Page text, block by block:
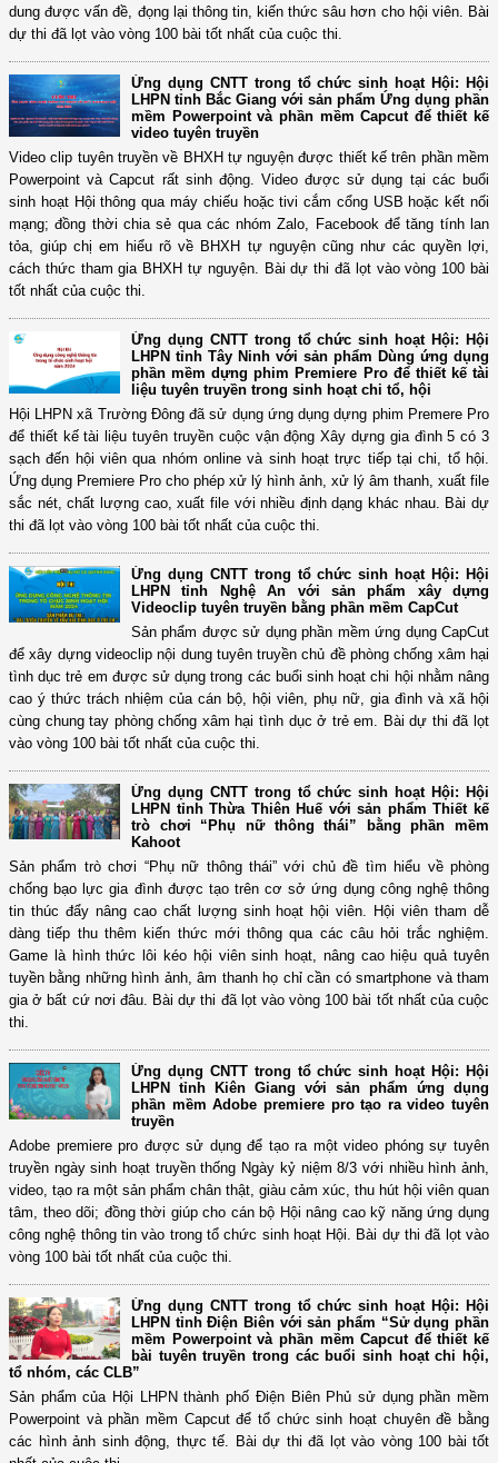
dung được vấn đề, đọng lại thông tin, kiến thức sâu hơn cho hội viên. Bài
dự thi đã lọt vào vòng 100 bài tốt nhất của cuộc thi.
Ứng dụng CNTT trong tổ chức sinh hoạt Hội: Hội
LHPN tỉnh Bắc Giang với sản phẩm Ứng dụng phần
mềm Powerpoint và phần mềm Capcut để thiết kế
video tuyên truyền
Video clip tuyên truyền về BHXH tự nguyện được thiết kế trên phần mềm
Powerpoint và Capcut rất sinh động. Video được sử dụng tại các buổi
sinh hoạt Hội thông qua máy chiếu hoặc tivi cắm cổng USB hoặc kết nối
mạng; đồng thời chia sẻ qua các nhóm Zalo, Facebook để tăng tính lan
tỏa, giúp chị em hiểu rõ về BHXH tự nguyện cũng như các quyền lợi,
cách thức tham gia BHXH tự nguyện. Bài dự thi đã lọt vào vòng 100 bài
tốt nhất của cuộc thi.
Ứng dụng CNTT trong tổ chức sinh hoạt Hội: Hội
LHPN tỉnh Tây Ninh với sản phẩm Dùng ứng dụng
phần mềm dựng phim Premiere Pro để thiết kế tài
liệu tuyên truyền trong sinh hoạt chi tổ, hội
Hội LHPN xã Trường Đông đã sử dụng ứng dụng dựng phim Premere Pro
để thiết kế tài liệu tuyên truyền cuộc vận động Xây dựng gia đình 5 có 3
sạch đến hội viên qua nhóm online và sinh hoạt trực tiếp tại chi, tổ hội.
Ứng dụng Premiere Pro cho phép xử lý hình ảnh, xử lý âm thanh, xuất file
sắc nét, chất lượng cao, xuất file với nhiều định dạng khác nhau. Bài dự
thi đã lọt vào vòng 100 bài tốt nhất của cuộc thi.
Ứng dụng CNTT trong tổ chức sinh hoạt Hội: Hội
LHPN tỉnh Nghệ An với sản phẩm xây dựng
Videoclip tuyên truyền bằng phần mềm CapCut
Sản phẩm được sử dụng phần mềm ứng dụng CapCut
để xây dựng videoclip nội dung tuyên truyền chủ đề phòng chống xâm hại
tình dục trẻ em được sử dụng trong các buổi sinh hoạt chi hội nhằm nâng
cao ý thức trách nhiệm của cán bộ, hội viên, phụ nữ, gia đình và xã hội
cùng chung tay phòng chống xâm hại tình dục ở trẻ em. Bài dự thi đã lọt
vào vòng 100 bài tốt nhất của cuộc thi.
Ứng dụng CNTT trong tổ chức sinh hoạt Hội: Hội
LHPN tỉnh Thừa Thiên Huế với sản phẩm Thiết kế
trò chơi “Phụ nữ thông thái” bằng phần mềm
Kahoot
Sản phẩm trò chơi “Phụ nữ thông thái” với chủ đề tìm hiểu về phòng
chống bạo lực gia đình được tạo trên cơ sở ứng dụng công nghệ thông
tin thúc đẩy nâng cao chất lượng sinh hoạt hội viên. Hội viên tham dễ
dàng tiếp thu thêm kiến thức mới thông qua các câu hỏi trắc nghiệm.
Game là hình thức lôi kéo hội viên sinh hoạt, nâng cao hiệu quả tuyên
tuyền bằng những hình ảnh, âm thanh họ chỉ cần có smartphone và tham
gia ở bất cứ nơi đâu. Bài dự thi đã lọt vào vòng 100 bài tốt nhất của cuộc
thi.
Ứng dụng CNTT trong tổ chức sinh hoạt Hội: Hội
LHPN tỉnh Kiên Giang với sản phẩm ứng dụng
phần mềm Adobe premiere pro tạo ra video tuyên
truyền
Adobe premiere pro được sử dụng để tạo ra một video phóng sự tuyên
truyền ngày sinh hoạt truyền thống Ngày kỷ niệm 8/3 với nhiều hình ảnh,
video, tạo ra một sản phẩm chân thật, giàu cảm xúc, thu hút hội viên quan
tâm, theo dõi; đồng thời giúp cho cán bộ Hội nâng cao kỹ năng ứng dụng
công nghệ thông tin vào trong tổ chức sinh hoạt Hội. Bài dự thi đã lọt vào
vòng 100 bài tốt nhất của cuộc thi.
Ứng dụng CNTT trong tổ chức sinh hoạt Hội: Hội
LHPN tỉnh Điện Biên với sản phẩm “Sử dụng phần
mềm Powerpoint và phần mềm Capcut để thiết kế
bài tuyên truyền trong các buổi sinh hoạt chi hội,
tổ nhóm, các CLB”
Sản phẩm của Hội LHPN thành phố Điện Biên Phủ sử dụng phần mềm
Powerpoint và phần mềm Capcut để tổ chức sinh hoạt chuyên đề bằng
các hình ảnh sinh động, thực tế. Bài dự thi đã lọt vào vòng 100 bài tốt